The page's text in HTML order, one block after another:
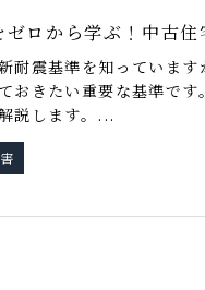
ロから学ぶ！中古
耐震基準を知っていま
おきたい重要な基準で
説します。...